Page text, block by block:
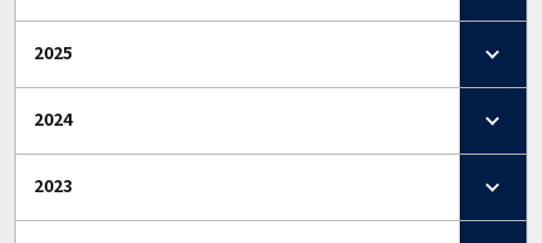
2025
2024
2023